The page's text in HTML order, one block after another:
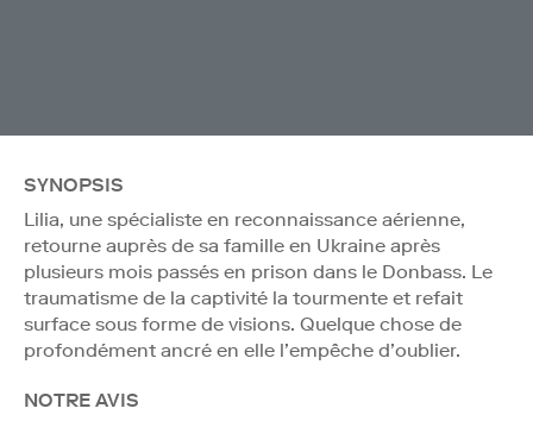
SYNOPSIS
Lilia, une spécialiste en reconnaissance aérienne,
retourne auprès de sa famille en Ukraine après
plusieurs mois passés en prison dans le Donbass. Le
traumatisme de la captivité la tourmente et refait
surface sous forme de visions. Quelque chose de
profondément ancré en elle l’empêche d’oublier.
NOTRE AVIS